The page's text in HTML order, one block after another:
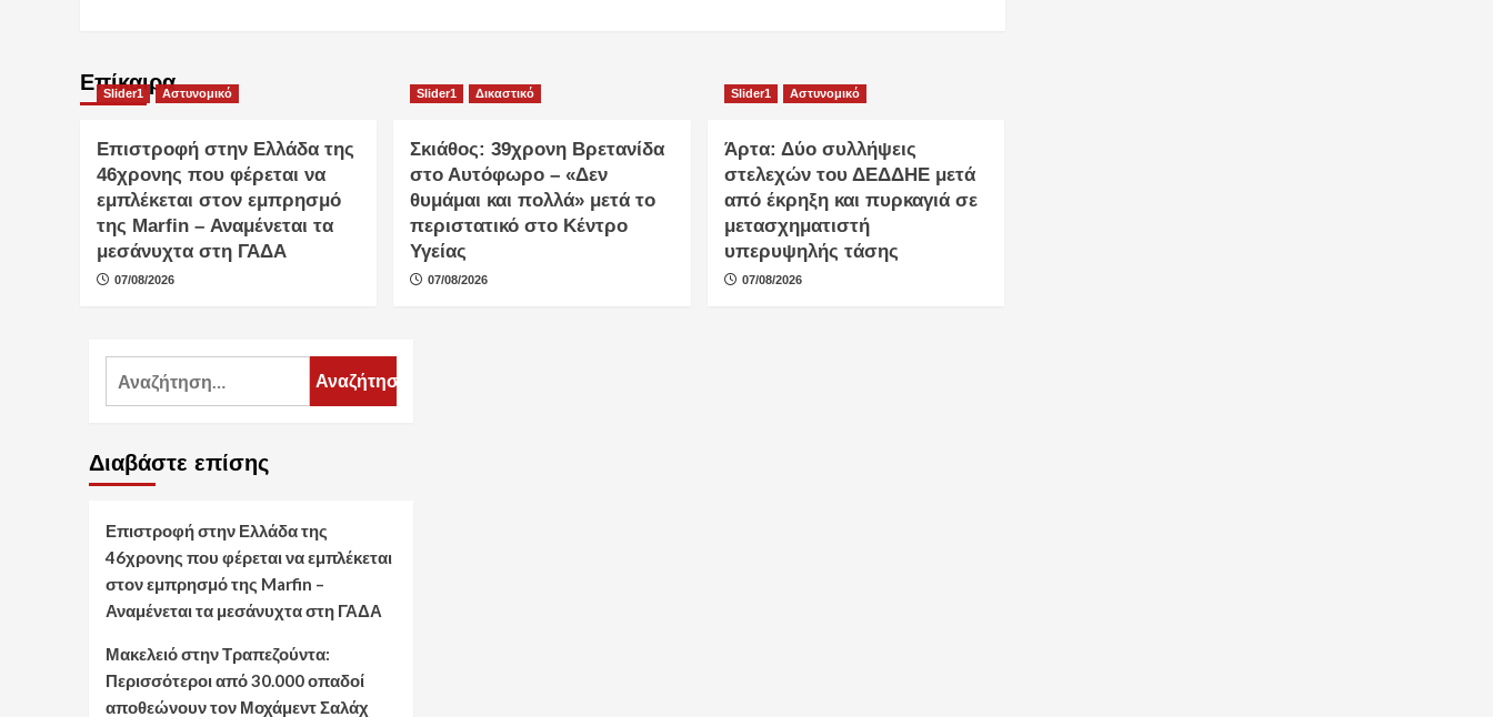
Επίκαιρα
Slider1 Αστυνομικό
Επιστροφή στην Ελλάδα της
46χρονης που φέρεται να
εμπλέκεται στον εμπρησμό
της Marfin – Αναμένεται τα
μεσάνυχτα στη ΓΑΔΑ
07/08/2026
Slider1 Δικαστικό
Σκιάθος: 39χρονη Βρετανίδα
στο Αυτόφωρο – «Δεν
θυμάμαι και πολλά» μετά το
περιστατικό στο Κέντρο
Υγείας
07/08/2026
Slider1 Αστυνομικό
Άρτα: Δύο συλλήψεις
στελεχών του ΔΕΔΔΗΕ μετά
από έκρηξη και πυρκαγιά σε
μετασχηματιστή
υπερυψηλής τάσης
07/08/2026
Διαβάστε επίσης
Επιστροφή στην Ελλάδα της
46χρονης που φέρεται να εμπλέκεται
στον εμπρησμό της Marfin –
Αναμένεται τα μεσάνυχτα στη ΓΑΔΑ
Μακελειό στην Τραπεζούντα:
Περισσότεροι από 30.000 οπαδοί
αποθεώνουν τον Μοχάμεντ Σαλάχ